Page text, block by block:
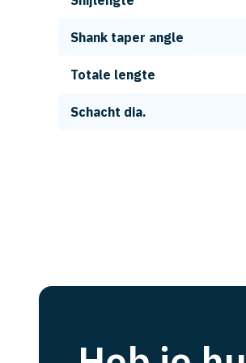
Shank taper angle
Totale lengte
Schacht dia.